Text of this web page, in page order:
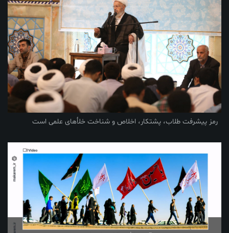
رمز پیشرفت طلاب، پشتکار، اخلاص و شناخت خلأهای علمی است